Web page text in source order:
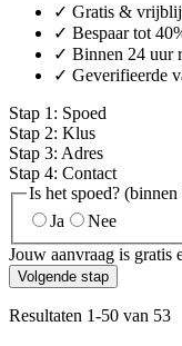
✓ Gratis &
✓ Bespaar tot
✓ Binnen 24 uur
✓ Geverifieerde
Stap 1 : Spoed
Stap 2: Klus
Stap 3: Adres
Stap 4: Contact
Is het spoed?
Ja
Nee
Jouw aanvraag is gratis
Volgende stap
Resultaten 1-50 van 53